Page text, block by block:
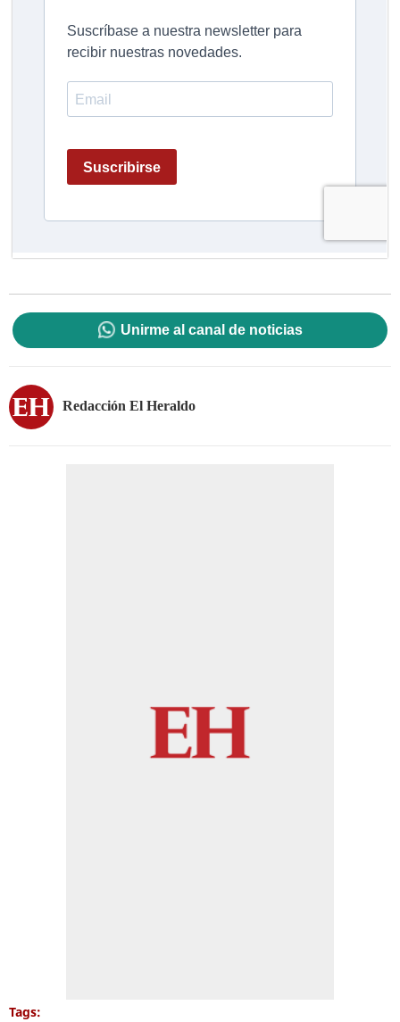
Unirme al canal de noticias
Redacción El Heraldo
Tags: